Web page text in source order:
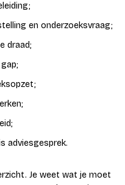
en onderzoeksvraag;
draad;
adviesgesprek.
Je weet wat je moet